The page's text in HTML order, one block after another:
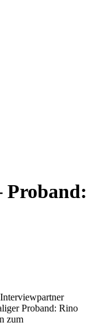
Proband:
Proband: Rino
zum